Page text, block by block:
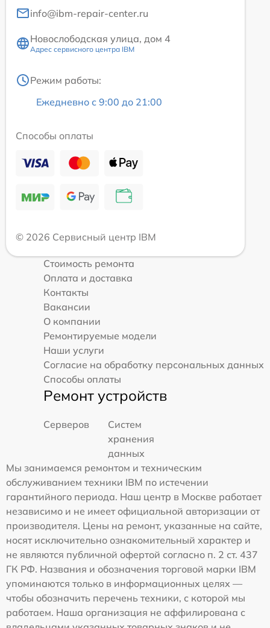
info@ibm-repair-center.ru
Новослободская улица, дом 4
Адрес сервисного центра IBM
Режим работы:
Ежедневно с 9:00 до 21:00
Способы оплаты
© 2026 Сервисный центр IBM
Стоимость ремонта
Оплата и доставка
Контакты
Вакансии
О компании
Ремонтируемые модели
Наши услуги
Согласие на обработку персональных данных
Способы оплаты
Ремонт устройств
Серверов
Систем
хранения
данных
Мы занимаемся ремонтом и техническим
обслуживанием техники IBM по истечении
гарантийного периода. Наш центр в Москве работает
независимо и не имеет официальной авторизации от
производителя. Цены на ремонт, указанные на сайте,
носят исключительно ознакомительный характер и
не являются публичной офертой согласно п. 2 ст. 437
ГК РФ. Названия и обозначения торговой марки IBM
упоминаются только в информационных целях —
чтобы обозначить перечень техники, с которой мы
работаем. Наша организация не аффилирована с